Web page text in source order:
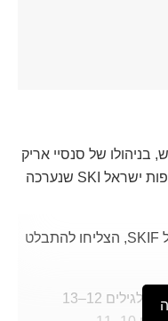
של סנסיי אריק
כהן, השתתפו ביום שבת (22.3) באליפות ישראל SKI שנערכה
החניכים, המייצגים את נבחרת ישראל SKIF, הצליחו להתבלט
12–13